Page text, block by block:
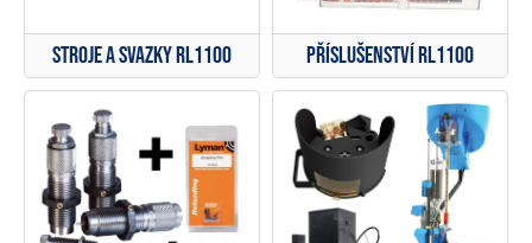
Stroje a svazky RL1100 Příslušenství RL1100